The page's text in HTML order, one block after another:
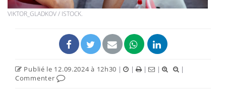
VIKTOR_GLADKOV / ISTOCK.
Publié le 12.09.2024 à 12h30 | | | |
|
Commenter